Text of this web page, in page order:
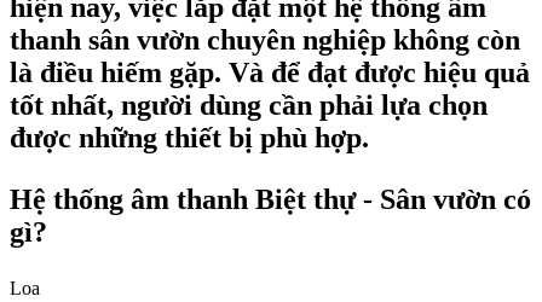
hiện nay, việc lắp đặt một hệ thống âm
thanh sân vườn chuyên nghiệp không còn
là điều hiếm gặp. Và để đạt được hiệu quả
tốt nhất, người dùng cần phải lựa chọn
được những thiết bị phù hợp.
Hệ thống âm thanh Biệt thự - Sân vườn có
gì?
Loa